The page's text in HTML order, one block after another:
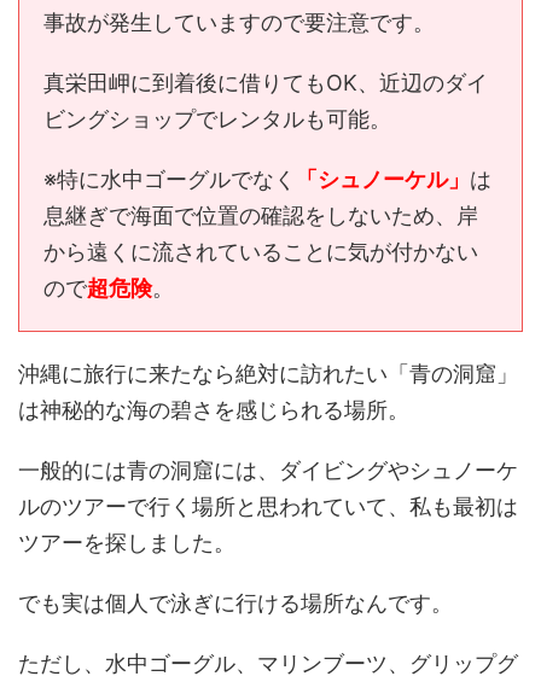
事故が発生していますので要注意です。
真栄田岬に到着後に借りてもOK、近辺のダイ
ビングショップでレンタルも可能。
※特に水中ゴーグルでなく 「シュノーケル」 は
息継ぎで海面で位置の確認をしないため、岸
から遠くに流されていることに気が付かない
ので超危険。
沖縄に旅行に来たなら絶対に訪れたい「青の洞窟」
は神秘的な海の碧さを感じられる場所。
一般的には青の洞窟には、ダイビングやシュノーケ
ルのツアーで行く場所と思われていて、私も最初は
ツアーを探しました。
でも実は個人で泳ぎに行ける場所なんです。
ただし、水中ゴーグル、マリンブーツ、グリップグ